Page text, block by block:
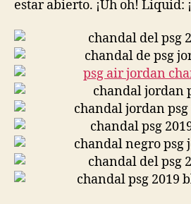
estar abierto. ¡Uh oh! Liquid: ¡